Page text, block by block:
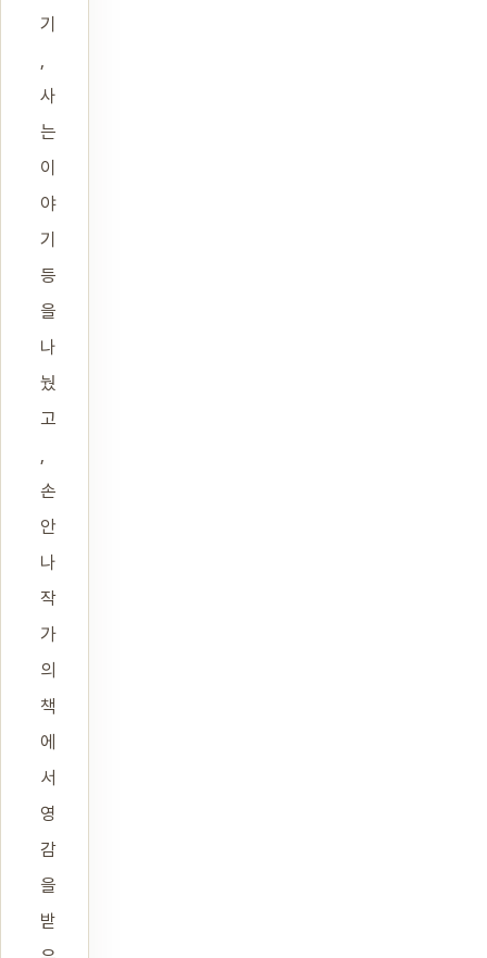
기
사
는
이
야
기
등
을
나
눴
고
손
안
나
작
가
의
책
에
서
영
감
을
받